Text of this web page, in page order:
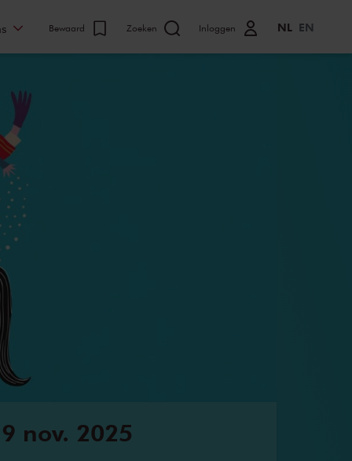
Bewaard Zoeken Inloggen NL EN
nov. 2025